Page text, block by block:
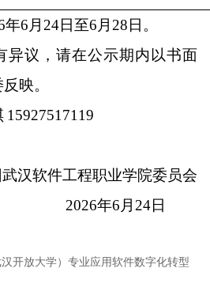
6月 24日至6月 28 日。
异议，请在公示期内以书面
映。
15927517119
汉软件工程职业学院委员会
2026年6月24日
开放大学）专业应用软件数字化转型